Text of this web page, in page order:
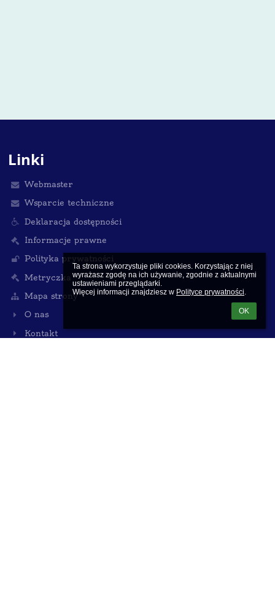
Ta strona wykorzystuje pliki cookies. Korzystając z niej
wyrażasz zgodę na ich używanie, zgodnie z aktualnymi
ustawieniami przeglądarki.
Więcej informacji znajdziesz w Polityce prywatności.
OK
Linki
Webmaster
Wsparcie techniczne
Deklaracja dostępności
Informacje prawne
Polityka prywatności
Metryczka
Mapa strony
O nas
Kontakt